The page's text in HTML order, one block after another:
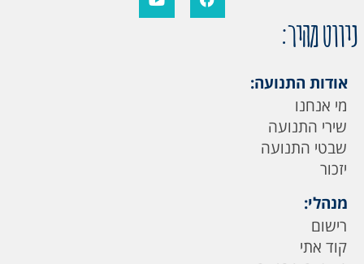
ניווט מהיר:
אודות התנועה:
מי אנחנו
שירי התנועה
שבטי התנועה
יזכור
מנהלי:
רישום
קוד אתי